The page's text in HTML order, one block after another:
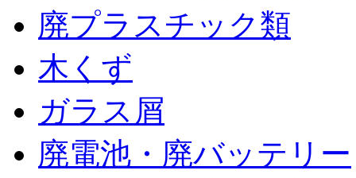
廃プラスチック類
木くず
ガラス屑
廃電池・廃バッテリー